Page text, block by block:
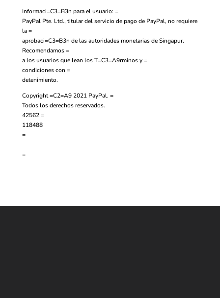
Informaci=C3=B3n para el usuario: =
PayPal Pte. Ltd., titular del servicio de pago de PayPal, no requiere
la =
aprobaci=C3=B3n de las autoridades monetarias de Singapur.
Recomendamos =
a los usuarios que lean los T=C3=A9rminos y =
condiciones con =
detenimiento.
Copyright =C2=A9 2021 PayPal. =
Todos los derechos reservados.
42562 =
118488
=
=